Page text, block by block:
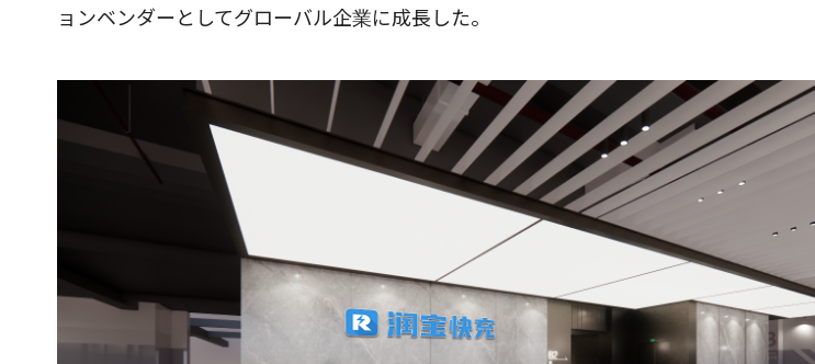
ョンベンダーとしてグローバル企業に成長した。